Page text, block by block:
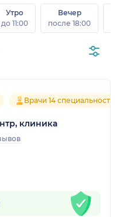
Утро
до 11:00
Вечер
после 18:00
Врачи 14 специальностей
клиника